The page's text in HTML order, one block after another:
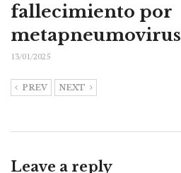
fallecimiento por
metapneumovirus
13/01/2025
PREV NEXT
Leave a reply